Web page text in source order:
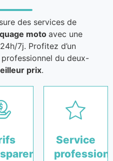
des services de
motoavec une
7j. Profitez d’un
du deux-
prix.
Service